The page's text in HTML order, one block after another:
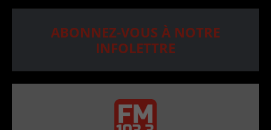
ABONNEZ-VOUS À NOTRE
INFOLETTRE